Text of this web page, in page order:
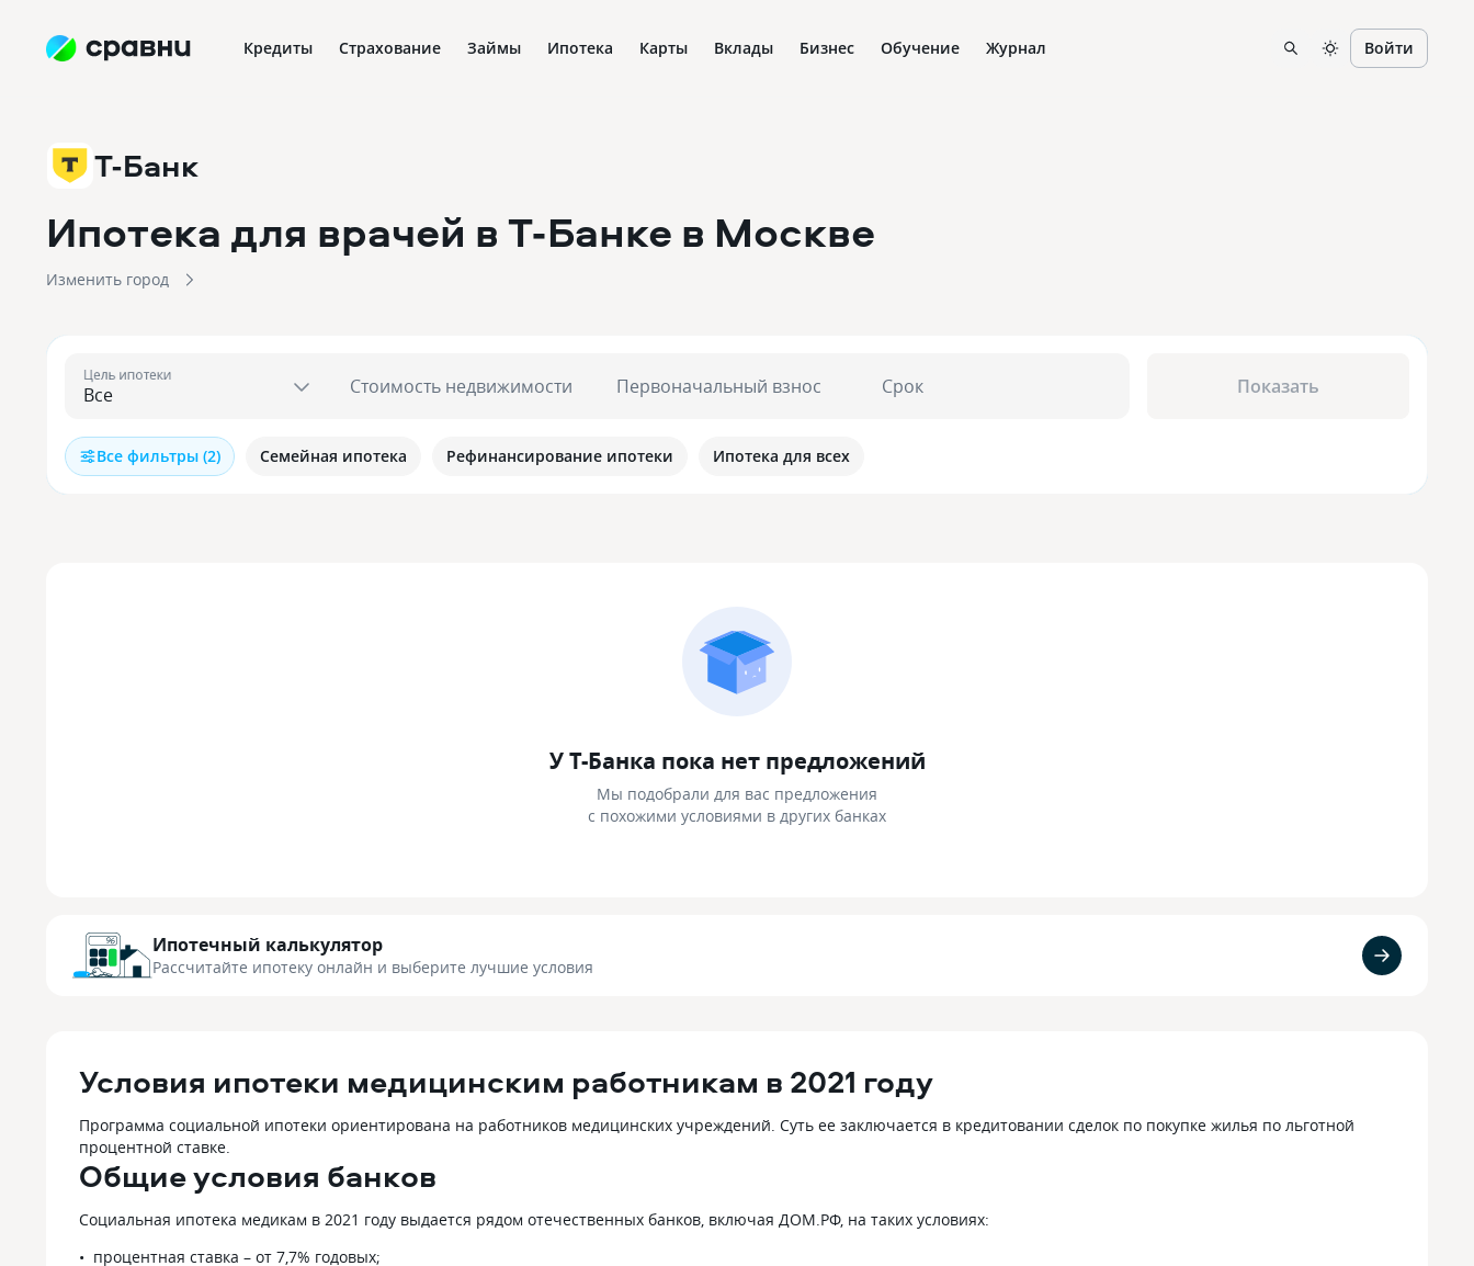
Кредиты Страхование Займы Ипотека Карты Вклады Бизнес Обучение Журнал Войти
Т-Банк
Ипотека для врачей в Т-Банке в Москве
Изменить город
Цель ипотеки Стоимость недвижимости Первоначальный взнос Срок Показать
Все фильтры (2) Семейная ипотека Рефинансирование ипотеки Ипотека для всех
У Т-Банка пока нет предложений
Мы подобрали для вас предложения
с похожими условиями в других банках
Ипотечный калькулятор
Рассчитайте ипотеку онлайн и выберите лучшие условия
Условия ипотеки медицинским работникам в 2021 году
Программа социальной ипотеки ориентирована на работников медицинских учреждений. Суть ее заключается в кредитовании сделок по покупке жилья по льготной
процентной ставке.
Общие условия банков
Социальная ипотека медикам в 2021 году выдается рядом отечественных банков, включая ДОМ.РФ, на таких условиях:
процентная ставка – от 7,7% годовых;